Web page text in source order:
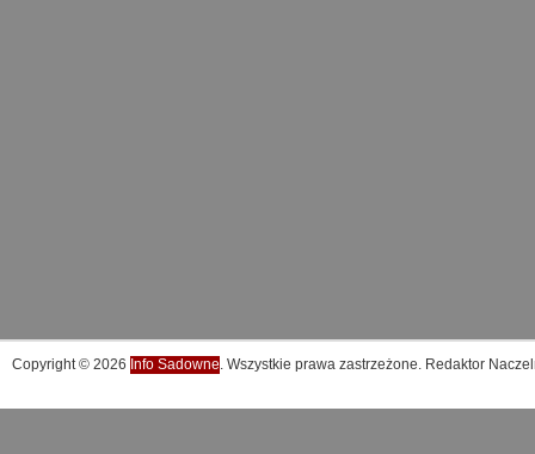
Copyright © 2026 Info Sadowne. Wszystkie prawa zastrzeżone. Redaktor